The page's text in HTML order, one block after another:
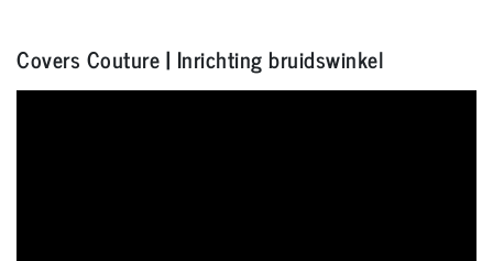
Covers Couture | Inrichting bruidswinkel